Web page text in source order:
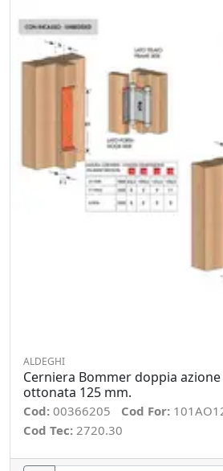
ALDEGHI
Cerniera Bommer doppia
ottonata 125 mm.
Cod: 00366205 Cod For:
Cod Tec: 2720.30